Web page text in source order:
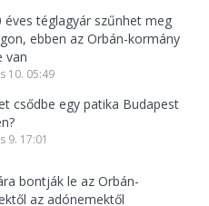
éves téglagyár szűnhet meg
ebben az Orbán-kormány
van
10. 05:49
csődbe egy patika Budapest
9. 17:01
bontják le az Orbán-
az adónemektől